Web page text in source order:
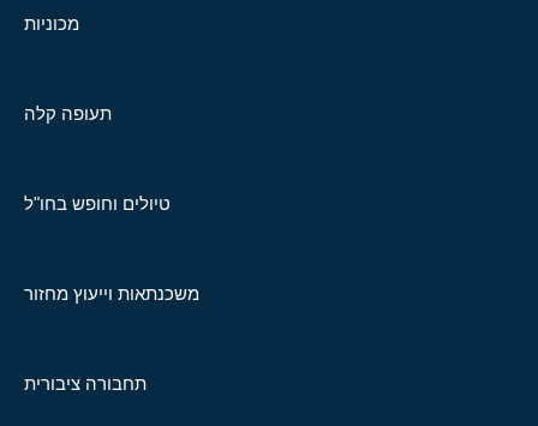
מכוניות
תעופה קלה
טיולים וחופש בחו"ל
משכנתאות וייעוץ מחזור
תחבורה ציבורית